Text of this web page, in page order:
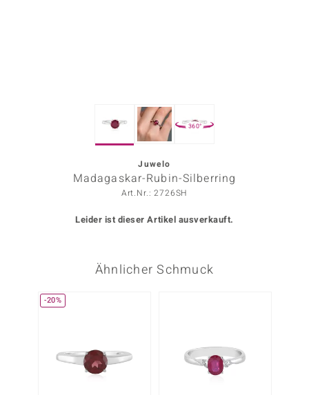
360°
Juwelo
Madagaskar-Rubin-Silberring
Art.Nr.: 2726SH
Leider ist dieser Artikel ausverkauft.
Ähnlicher Schmuck
-20%